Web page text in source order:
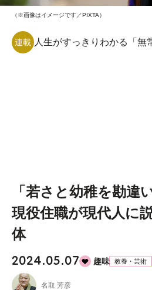
（※画像はイメージです／PIXTA）
連載 人生がすっきりわかる「無
「若さと幼稚を勘
現役住職が現代人に
体
2024.05.07 趣味 教養・芸術
名取 芳彦